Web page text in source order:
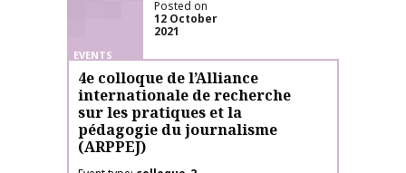
EVENTS
Posted on
12 October
2021
4e colloque de l’Alliance
internationale de recherche
sur les pratiques et la
pédagogie du journalisme
(ARPPEJ)